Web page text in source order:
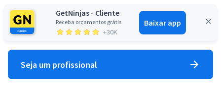
GetNinjas - Cliente
Receba orçamentos grátis
+30K
Baixar app
Entrar
Seja um profissional